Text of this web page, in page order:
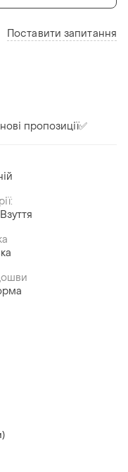
Поставити запитання
пропозиції✅
Взуття